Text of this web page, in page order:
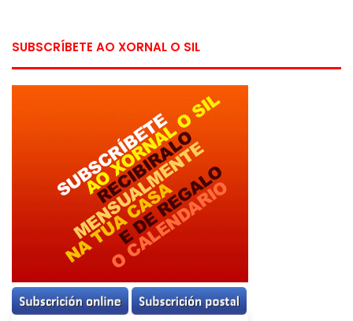
SUBSCRÍBETE AO XORNAL O SIL